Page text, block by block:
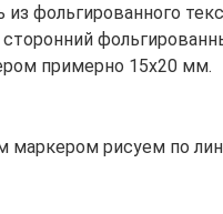
фольгированного
примерно 15х20 мм.
рисуем по